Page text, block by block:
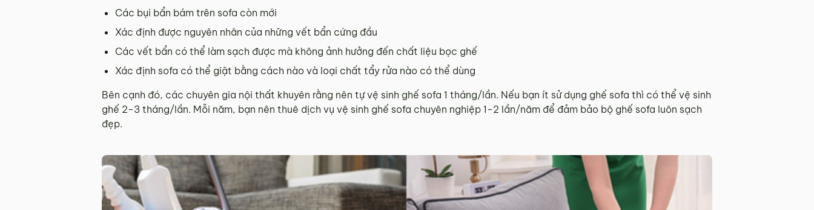
Các bụi bẩn bám trên sofa còn mới
Xác định được nguyên nhân của những vết bẩn cứng đầu
Các vết bẩn có thể làm sạch được mà không ảnh hưởng đến chất liệu bọc ghế
Xác định sofa có thể giặt bằng cách nào và loại chất tẩy rửa nào có thể dùng
Bên cạnh đó, các chuyên gia nội thất khuyên rằng nên tự vệ sinh ghế sofa 1 tháng/lần. Nếu bạn ít sử dụng ghế sofa thì có thể vệ sinh
ghế 2-3 tháng/lần. Mỗi năm, bạn nên thuê dịch vụ vệ sinh ghế sofa chuyên nghiệp 1-2 lần/năm để đảm bảo bộ ghế sofa luôn sạch
đẹp.